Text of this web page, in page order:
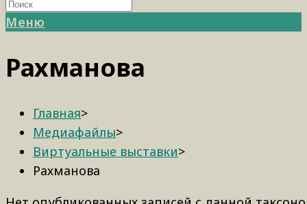
Меню
Рахманова
Главная>
Медиафайлы>
Виртуальные выставки>
Рахманова